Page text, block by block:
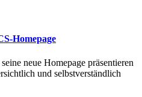
Homepage
neue Homepage präsentieren
und selbstverständlich